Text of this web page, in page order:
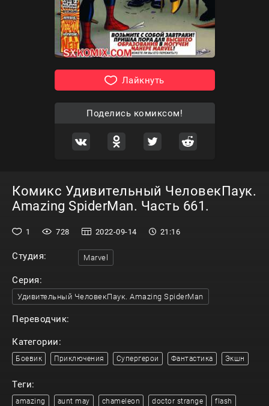
Лайкнуть
Поделись комиксом!
Комикс Удивительный ЧеловекПаук.
Amazing SpiderMan. Часть 661.
1 728 2022-09-14 21:16
Студия: Marvel
Серия:
Удивительный ЧеловекПаук. Amazing SpiderMan
Переводчик:
Категории:
Боевик Приключения Супергерои Фантастика Экшн
Теги:
amazing aunt may chameleon doctor strange flash